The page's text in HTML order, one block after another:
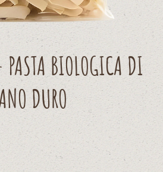
PASTA BIOLOGICA DI
DURO